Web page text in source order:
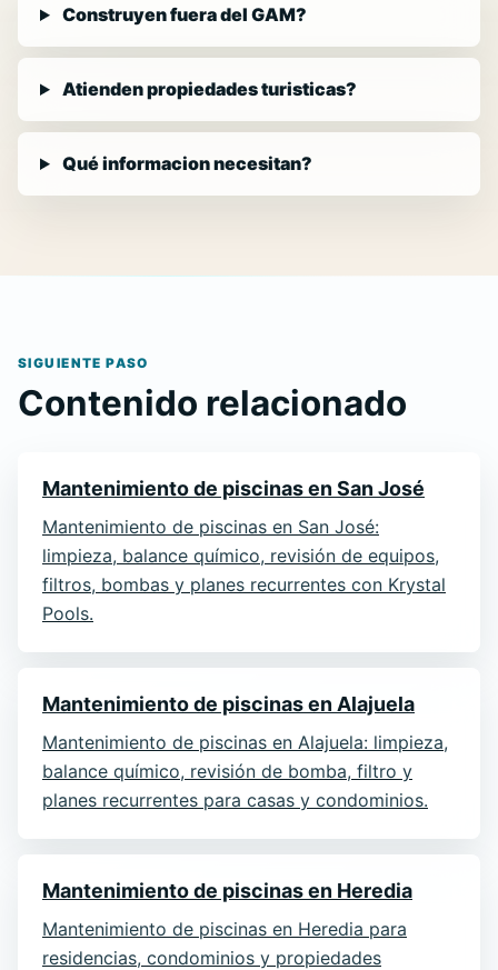
Construyen fuera del GAM?
Atienden propiedades turisticas?
Qué informacion necesitan?
SIGUIENTE PASO
Contenido relacionado
Mantenimiento de piscinas en San José
Mantenimiento de piscinas en San José:
limpieza, balance químico, revisión de equipos,
filtros, bombas y planes recurrentes con Krystal
Pools.
Mantenimiento de piscinas en Alajuela
Mantenimiento de piscinas en Alajuela: limpieza,
balance químico, revisión de bomba, filtro y
planes recurrentes para casas y condominios.
Mantenimiento de piscinas en Heredia
Mantenimiento de piscinas en Heredia para
residencias, condominios y propiedades